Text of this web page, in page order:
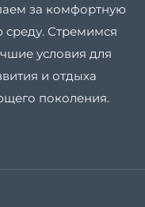
за комфортную
среду. Стремимся
условия для
и отдыха
поколения.